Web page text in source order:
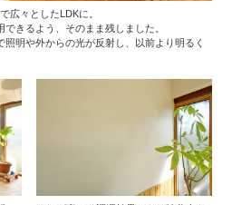
広々としたLDKに。
きるよう、そのまま残しました。
明や外からの光が反射し、以前より明るく